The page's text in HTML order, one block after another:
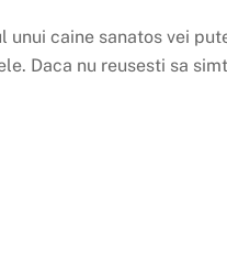
caine sanatos vei
Daca nu reusesti sa